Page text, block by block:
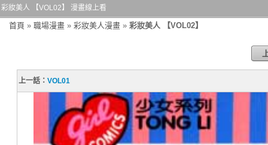
彩妝美人 【VOL02】 漫畫線上看
首頁 » 職場漫畫 » 彩妝美人漫畫 » 彩妝美人 【VOL02】
上一話：VOL01